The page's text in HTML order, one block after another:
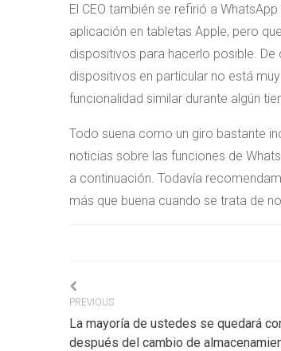
El CEO también se refirió a
aplicación en tabletas Apple, pero
dispositivos para hacerlo posible.
dispositivos en particular no está
funcionalidad similar durante algún
Todo suena como un giro bastante
noticias sobre las funciones de
a continuación. Todavía
más que buena cuando se trata de
Navigation
de
PREVIOUS
La mayoría de ustedes se quedará
después del cambio de